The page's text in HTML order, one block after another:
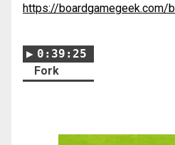
https://
0:39:25
Fork